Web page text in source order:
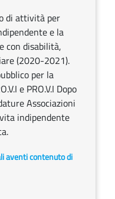
di attività per
e la
con disabilità,
(2020-2021).
per la
e PRO.V.I Dopo
Associazioni
indipendente
aventi contenuto di